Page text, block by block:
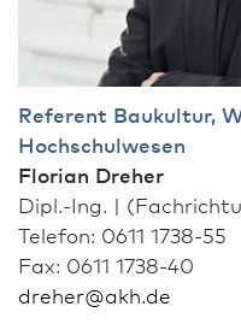
Referent Bau­kultur,
Hochschulwesen
Florian Dreher
Dipl.-Ing. |
Telefon: 0611 1738-55
Fax: 0611 1738-40
dreher@akh.de